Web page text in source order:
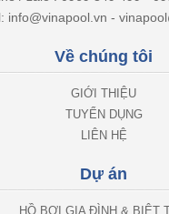
info@vinapool.vn -
Về chúng tôi
GIỚI THIỆU
TUYỂN DỤNG
LIÊN HỆ
Dự án
HỒ BƠI GIA ĐÌNH & BIỆT